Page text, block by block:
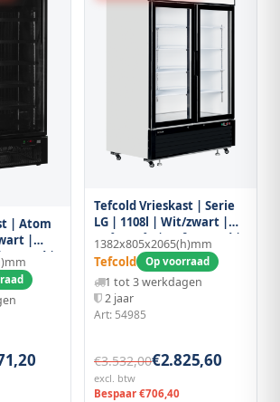
| Atom
|
|
|
Tefcold Vrieskast | Serie
LG | 1108l | Wit/zwart |
-14°c/-25°c | Geforceerd |
Draaideuren | Wielen |
1382x805x2065(h)mm
1382x805x2065(h)mm
Tefcold Op voorraad
1 tot 3 werkdagen
2 jaar
Art: 54985
€3.532,00€2.825,60
excl. btw
Bespaar €706,40